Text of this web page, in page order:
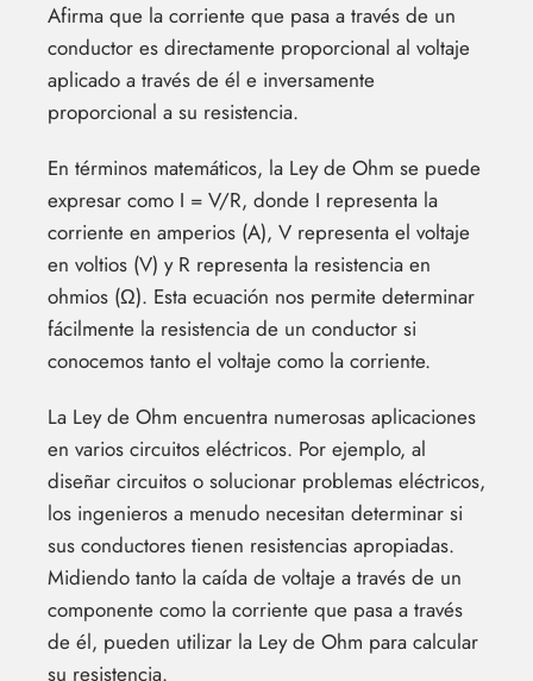
Afirma que la corriente que pasa a través de un
conductor es directamente proporcional al voltaje
aplicado a través de él e inversamente
proporcional a su resistencia.
En términos matemáticos, la Ley de Ohm se puede
expresar como I = V/R, donde I representa la
corriente en amperios (A), V representa el voltaje
en voltios (V) y R representa la resistencia en
ohmios (Ω). Esta ecuación nos permite determinar
fácilmente la resistencia de un conductor si
conocemos tanto el voltaje como la corriente.
La Ley de Ohm encuentra numerosas aplicaciones
en varios circuitos eléctricos. Por ejemplo, al
diseñar circuitos o solucionar problemas eléctricos,
los ingenieros a menudo necesitan determinar si
sus conductores tienen resistencias apropiadas.
Midiendo tanto la caída de voltaje a través de un
componente como la corriente que pasa a través
de él, pueden utilizar la Ley de Ohm para calcular
su resistencia.